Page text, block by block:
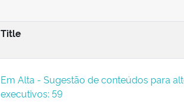
Title
Em Alta - Sugestão de conteúdos para
executivos: 59